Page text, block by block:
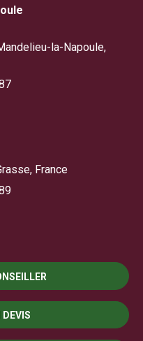
la-Napoule,
France
DEVIS